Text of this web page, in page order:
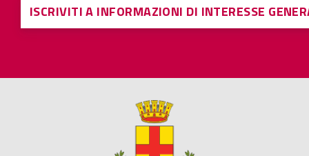
ISCRIVITI A INFORMAZIONI DI INTERESSE